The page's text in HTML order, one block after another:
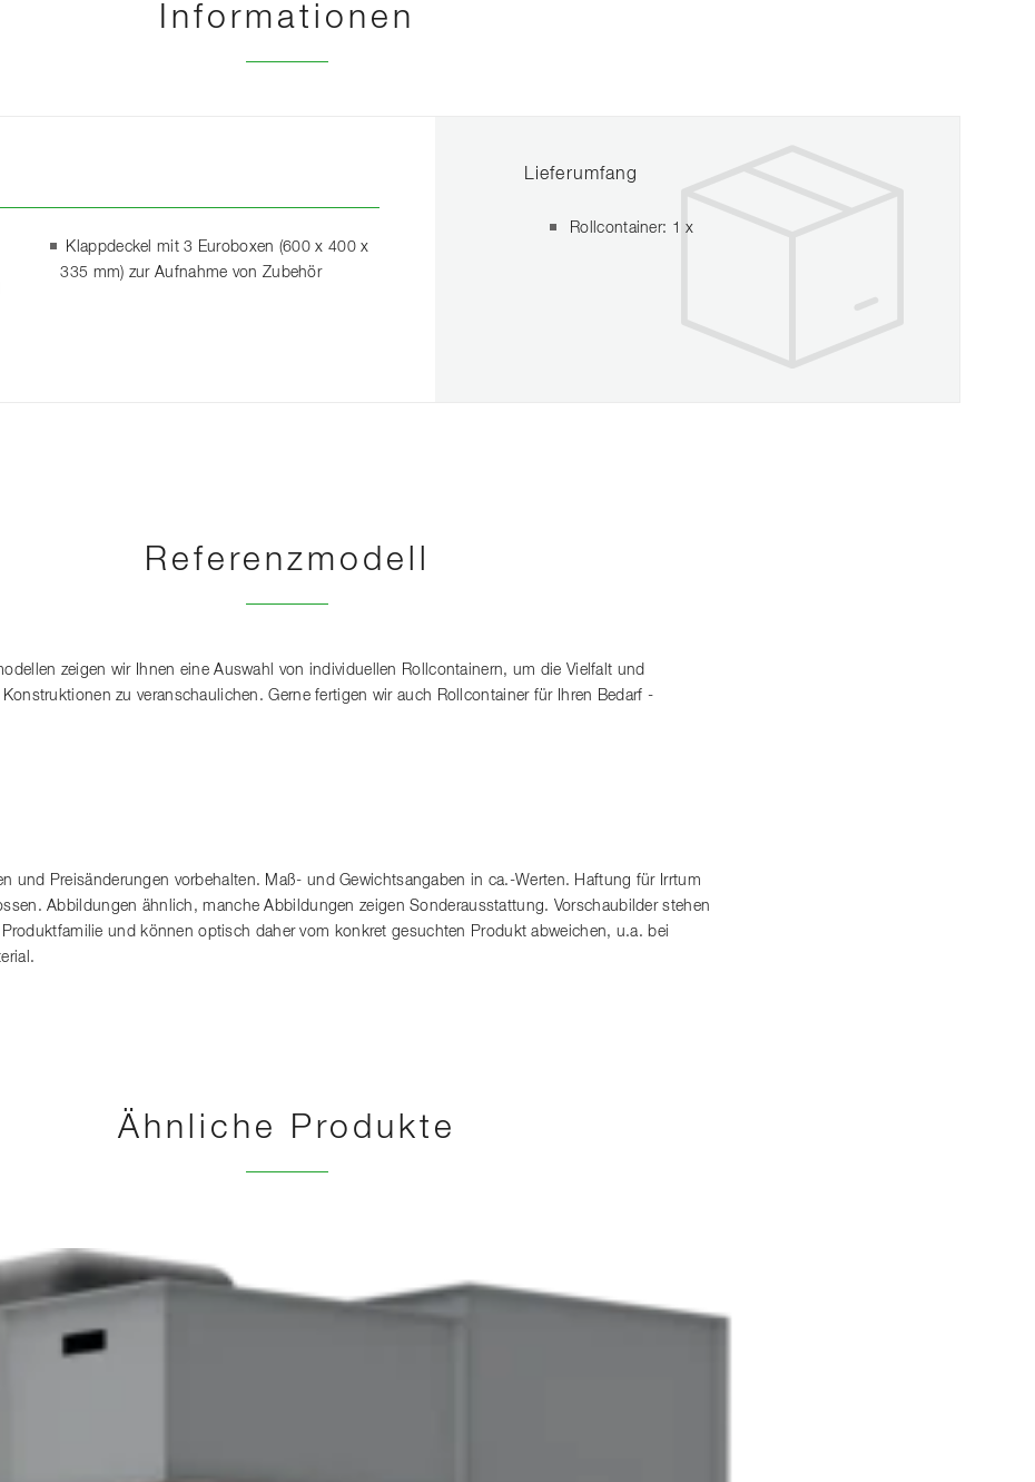
Informationen
Klappdeckel mit 3 Euroboxen (600 x 400 x
335 mm) zur Aufnahme von Zubehör
Lieferumfang
Rollcontainer: 1 x
Referenzmodell
zeigen wir Ihnen eine Auswahl von individuellen Rollcontainern, um die Vielfalt und
zu veranschaulichen. Gerne fertigen wir auch Rollcontainer für Ihren Bedarf -
und Preisänderungen vorbehalten. Maß- und Gewichtsangaben in ca.-Werten. Haftung für Irrtum
Abbildungen ähnlich, manche Abbildungen zeigen Sonderausstattung. Vorschaubilder stehen
und können optisch daher vom konkret gesuchten Produkt abweichen, u.a. bei
Ähnliche Produkte